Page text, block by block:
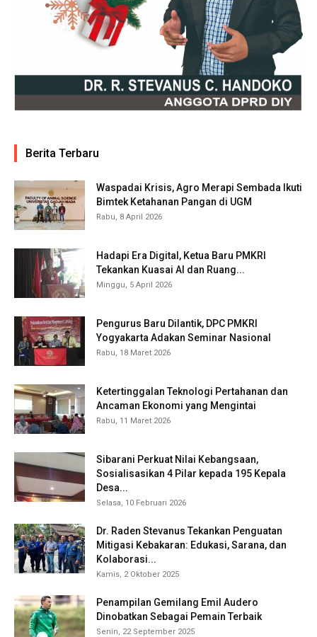
Berita Terbaru
Waspadai Krisis, Agro Merapi Sembada Ikuti
Bimtek Ketahanan Pangan di UGM
Rabu, 8 April 2026
Hadapi Era Digital, Ketua Baru PMKRI
Tekankan Kuasai AI dan Ruang...
Minggu, 5 April 2026
Pengurus Baru Dilantik, DPC PMKRI
Yogyakarta Adakan Seminar Nasional
Rabu, 18 Maret 2026
Ketertinggalan Teknologi Pertahanan dan
Ancaman Ekonomi yang Mengintai
Rabu, 11 Maret 2026
Sibarani Perkuat Nilai Kebangsaan,
Sosialisasikan 4 Pilar kepada 195 Kepala
Desa...
Selasa, 10 Februari 2026
Dr. Raden Stevanus Tekankan Penguatan
Mitigasi Kebakaran: Edukasi, Sarana, dan
Kolaborasi...
Kamis, 2 Oktober 2025
Penampilan Gemilang Emil Audero
Dinobatkan Sebagai Pemain Terbaik
Senin, 22 September 2025